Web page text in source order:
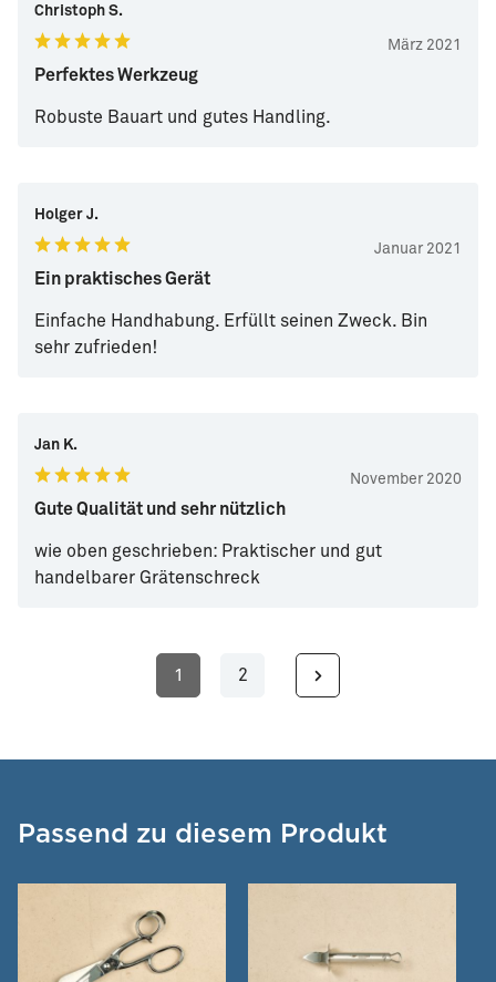
Christoph S.
März 2021
Perfektes Werkzeug
Robuste Bauart und gutes Handling.
Holger J.
Januar 2021
Ein praktisches Gerät
Einfache Handhabung. Erfüllt seinen Zweck. Bin
sehr zufrieden!
Jan K.
November 2020
Gute Qualität und sehr nützlich
wie oben geschrieben: Praktischer und gut
handelbarer Grätenschreck
Seite
1
2
Passend zu diesem Produkt